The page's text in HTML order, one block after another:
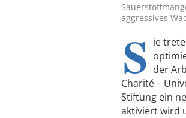
aggressives
S ie
der
Charité –
Stiftung ein
aktiviert wird